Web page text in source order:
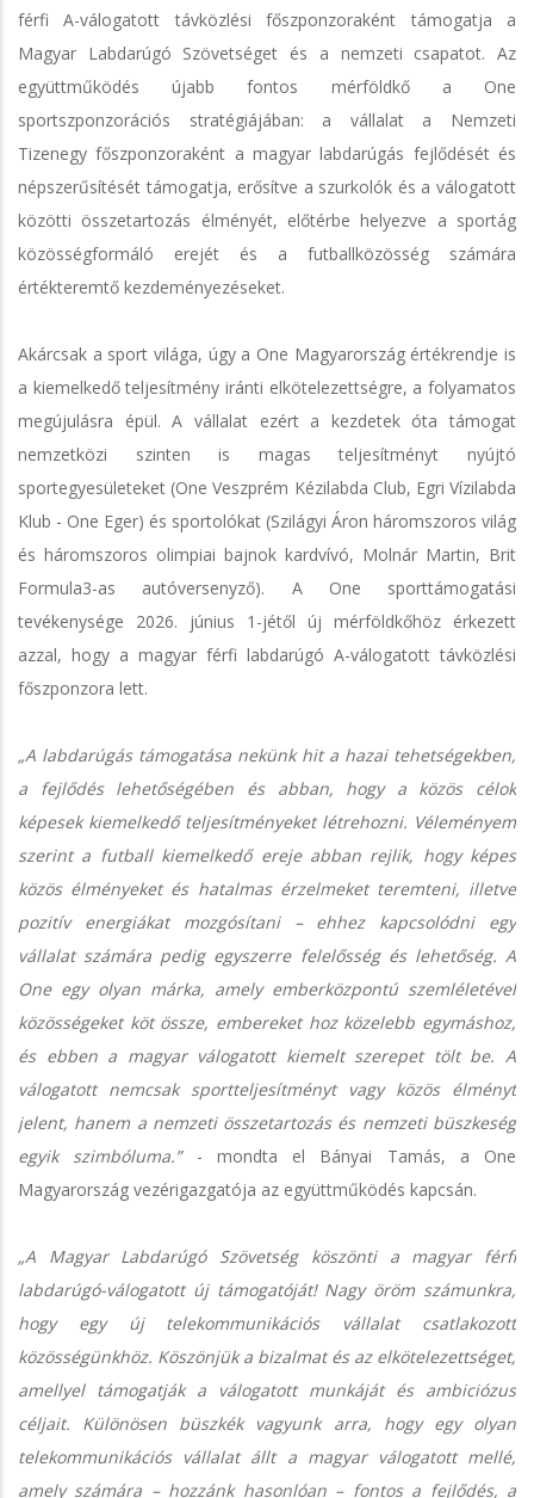
férfi A-válogatott távközlési főszponzoraként támogatja a
Magyar Labdarúgó Szövetséget és a nemzeti csapatot. Az
együttműködés újabb fontos mérföldkő a One
sportszponzorációs stratégiájában: a vállalat a Nemzeti
Tizenegy főszponzoraként a magyar labdarúgás fejlődését és
népszerűsítését támogatja, erősítve a szurkolók és a válogatott
közötti összetartozás élményét, előtérbe helyezve a sportág
közösségformáló erejét és a futballközösség számára
értékteremtő kezdeményezéseket.
Akárcsak a sport világa, úgy a One Magyarország értékrendje is
a kiemelkedő teljesítmény iránti elkötelezettségre, a folyamatos
megújulásra épül. A vállalat ezért a kezdetek óta támogat
nemzetközi szinten is magas teljesítményt nyújtó
sportegyesületeket (One Veszprém Kézilabda Club, Egri Vízilabda
Klub - One Eger) és sportolókat (Szilágyi Áron háromszoros világ
és háromszoros olimpiai bajnok kardvívó, Molnár Martin, Brit
Formula3-as autóversenyző). A One sporttámogatási
tevékenysége 2026. június 1-jétől új mérföldkőhöz érkezett
azzal, hogy a magyar férfi labdarúgó A-válogatott távközlési
főszponzora lett.
„A labdarúgás támogatása nekünk hit a hazai tehetségekben,
a fejlődés lehetőségében és abban, hogy a közös célok
képesek kiemelkedő teljesítményeket létrehozni. Véleményem
szerint a futball kiemelkedő ereje abban rejlik, hogy képes
közös élményeket és hatalmas érzelmeket teremteni, illetve
pozitív energiákat mozgósítani – ehhez kapcsolódni egy
vállalat számára pedig egyszerre felelősség és lehetőség. A
One egy olyan márka, amely emberközpontú szemléletével
közösségeket köt össze, embereket hoz közelebb egymáshoz,
és ebben a magyar válogatott kiemelt szerepet tölt be. A
válogatott nemcsak sportteljesítményt vagy közös élményt
jelent, hanem a nemzeti összetartozás és nemzeti büszkeség
egyik szimbóluma.”- mondta el Bányai Tamás, a One
Magyarország vezérigazgatója az együttműködés kapcsán.
„A Magyar Labdarúgó Szövetség köszönti a magyar férfi
labdarúgó-válogatott új támogatóját! Nagy öröm számunkra,
hogy egy új telekommunikációs vállalat csatlakozott
közösségünkhöz. Köszönjük a bizalmat és az elkötelezettséget,
amellyel támogatják a válogatott munkáját és ambiciózus
céljait. Különösen büszkék vagyunk arra, hogy egy olyan
telekommunikációs vállalat állt a magyar válogatott mellé,
amely számára – hozzánk hasonlóan – fontos a fejlődés, a